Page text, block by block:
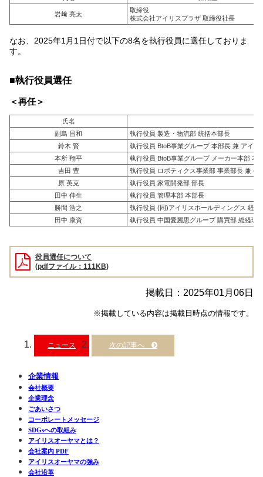
岩﨑 亮太
取締役
株式会社アイリスプラザ 取締役社長
なお、2025年1月1日付で以下の8名を執行役員に選任しておりま
す。
■執行役員選任
＜再任＞
氏名
副島 昌和
執行役員 製造・物流部 統括本部長
鈴木 賢
執行役員 BtoB事業グループ 本部長 兼 アイリ
本所 翔平
執行役員 BtoB事業グループ メーカー本部 本
吉田 豊
執行役員 ロボティクス事業部 事業部長 兼 (
原 英克
執行役員 家電開発部 部長
田中 伸生
執行役員 管理本部 本部長
勝間 浩之
執行役員 (同)アイリスホールディングス 経
田中 康資
執行役員 中国愛麗思グループ 購買部 総経理
役員選任について
(pdfファイル：111KB)
掲載日：2025年01月06日
※掲載している内容は掲載日時点の情報です。
ニュース
企業情報
会社概要
企業理念
ごあいさつ
コーポレートメッセージ
SDGsへの取組み
アイリスオーヤマとは？
会社案内 PDF
アイリスオーヤマの強み
会社沿革